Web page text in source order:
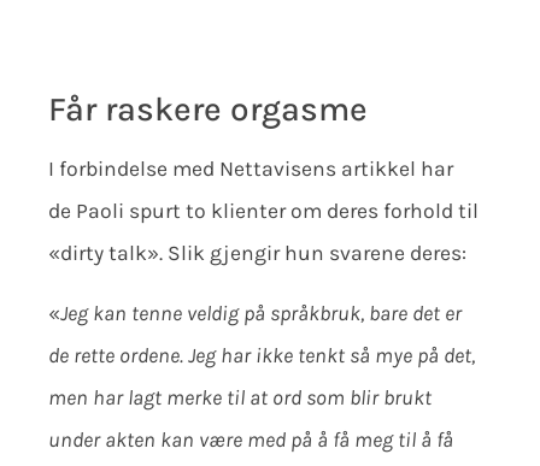
Får raskere orgasme
I forbindelse med Nettavisens artikkel har
de Paoli spurt to klienter om deres forhold til
«dirty talk». Slik gjengir hun svarene deres:
«Jeg kan tenne veldig på språkbruk, bare det er
de rette ordene. Jeg har ikke tenkt så mye på det,
men har lagt merke til at ord som blir brukt
under akten kan være med på å få meg til å få